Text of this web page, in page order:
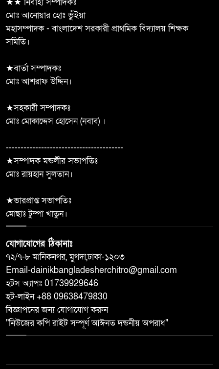
সিদ্দিকী
৭
৭০০ শিক্ষার্থী, সন্তোষজনক ফলাফল;
তবু জাতীয়করণ হয়নি দুমকি এ.কে.
৯
শ্যামনগরে দুস্থ, অসহায় ও
১০
মোঃ আনোয়ার হোঃ ভুঁইয়া
মহাসম্পাদক - বাংলাদেশ সরকারী প্রাথমিক বিদ্যালয় শিক্ষক
সমিতি।
★বার্তা সম্পাদকঃ
মোঃ আশরাফ উদ্দিন।
★সহকারী সম্পাদকঃ
মোঃ মোকাদ্দেস হোসেন (নবাব) ।
----------------------------------------
★সম্পাদক মন্ডলীর সভাপতিঃ
মোঃ রায়হান সুলতান।
★ভারপ্রাপ্ত সভাপতিঃ
মোছাঃ টুম্পা খাতুন।
যোগাযোগের ঠিকানাঃ
৭২/৭-৮ মানিকনগর, মুগদা,ঢাকা-১২০৩
Email-dainikbangladesherchitro@gmail.com
হটস অ্যাপঃ 01739929646
হট-লাইন +88 09638479830
বিজ্ঞাপনের জন্য যোগাযোগ করুন
"নিউজের কপি রাইট সম্পূর্ণ আঈনত দন্ডনীয় অপরাধ"